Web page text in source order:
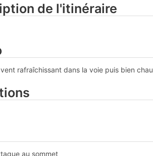
de l'itinéraire
rafraîchissant dans la voie puis bien
au sommet